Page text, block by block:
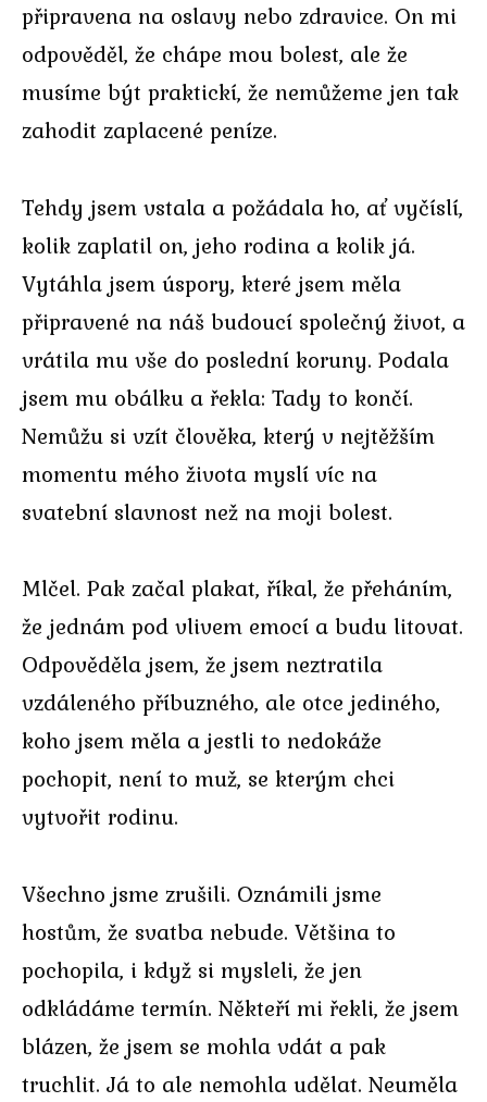
připravena na oslavy nebo zdravice. On mi
odpověděl, že chápe mou bolest, ale že
musíme být praktickí, že nemůžeme jen tak
zahodit zaplacené peníze.
Tehdy jsem vstala a požádala ho, ať vyčíslí,
kolik zaplatil on, jeho rodina a kolik já.
Vytáhla jsem úspory, které jsem měla
připravené na náš budoucí společný život, a
vrátila mu vše do poslední koruny. Podala
jsem mu obálku a řekla: Tady to končí.
Nemůžu si vzít člověka, který v nejtěžším
momentu mého života myslí víc na
svatební slavnost než na moji bolest.
Mlčel. Pak začal plakat, říkal, že přeháním,
že jednám pod vlivem emocí a budu litovat.
Odpověděla jsem, že jsem neztratila
vzdáleného příbuzného, ale otce jediného,
koho jsem měla a jestli to nedokáže
pochopit, není to muž, se kterým chci
vytvořit rodinu.
Všechno jsme zrušili. Oznámili jsme
hostům, že svatba nebude. Většina to
pochopila, i když si mysleli, že jen
odkládáme termín. Někteří mi řekli, že jsem
blázen, že jsem se mohla vdát a pak
truchlit. Já to ale nemohla udělat. Neuměla